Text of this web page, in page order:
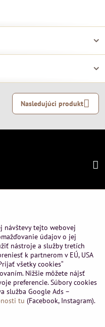
Nasledujúci produkt
návštevy tejto webovej
údajov o jej
nástroje a služby tretích
k partnerom v EÚ, USA
všetky cookies“
Nižšie môžete nájsť
preferencie. Súbory cookies
služba Google Ads –
tu (Facebook, Instagram).